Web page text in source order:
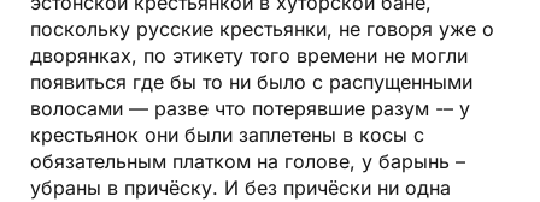
поскольку русские крестьянки, не говоря уже о
дворянках, по этикету того времени не могли
появиться где бы то ни было с распущенными
волосами — разве что потерявшие разум -– у
крестьянок они были заплетены в косы с
обязательным платком на голове, у барынь –
убраны в причёску. И без причёски ни одна